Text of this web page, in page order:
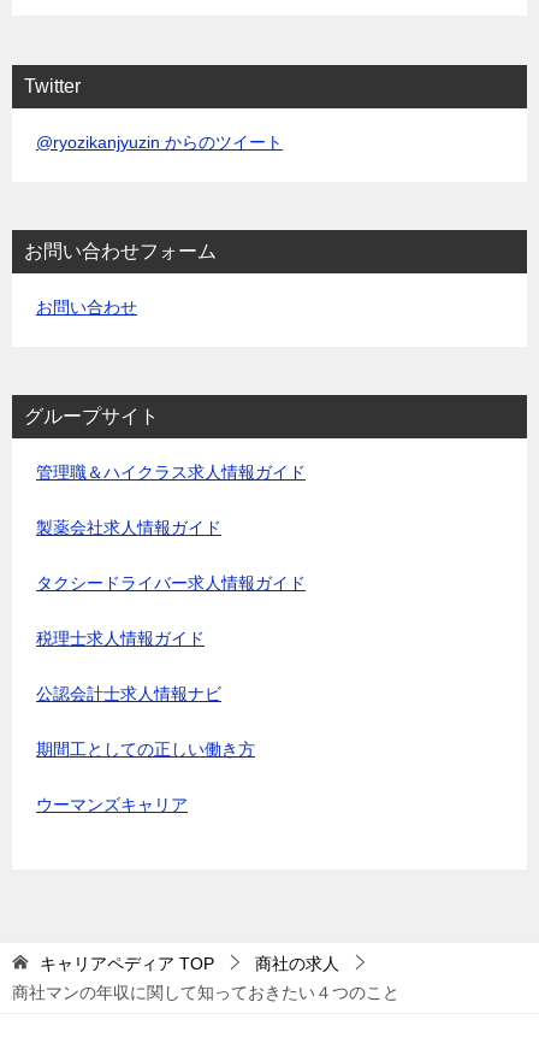
Twitter
@ryozikanjyuzin からのツイート
お問い合わせフォーム
お問い合わせ
グループサイト
管理職＆ハイクラス求人情報ガイド
製薬会社求人情報ガイド
タクシードライバー求人情報ガイド
税理士求人情報ガイド
公認会計士求人情報ナビ
期間工としての正しい働き方
ウーマンズキャリア
キャリアペディア TOP
商社の求人
商社マンの年収に関して知っておきたい４つのこと